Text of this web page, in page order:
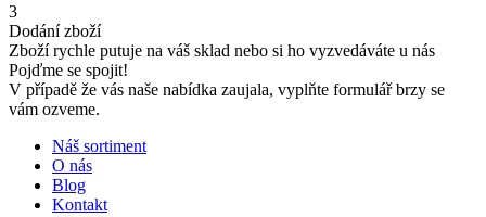
3
Dodání zboží
Zboží rychle putuje na váš sklad nebo si ho vyzvedáváte u nás
Pojďme se spojit!
V případě že vás naše nabídka zaujala, vyplňte formulář brzy se
vám ozveme.
Náš sortiment
O nás
Blog
Kontakt